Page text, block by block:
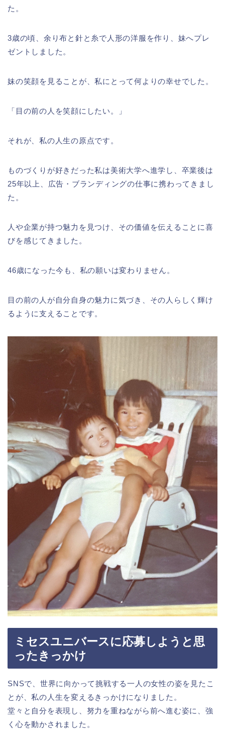
た。
3歳の頃、余り布と針と糸で人形の洋服を作り、妹へプレ
ゼントしました。
妹の笑顔を見ることが、私にとって何よりの幸せでした。
「目の前の人を笑顔にしたい。」
それが、私の人生の原点です。
ものづくりが好きだった私は美術大学へ進学し、卒業後は
25年以上、広告・ブランディングの仕事に携わってきまし
た。
人や企業が持つ魅力を見つけ、その価値を伝えることに喜
びを感じてきました。
46歳になった今も、私の願いは変わりません。
目の前の人が自分自身の魅力に気づき、その人らしく輝け
るように支えることです。
ミセスユニバースに応募しようと思
ったきっかけ
SNSで、世界に向かって挑戦する一人の女性の姿を見たこ
とが、私の人生を変えるきっかけになりました。
堂々と自分を表現し、努力を重ねながら前へ進む姿に、強
く心を動かされました。